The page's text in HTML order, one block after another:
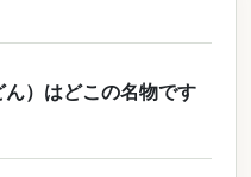
）はどこの名物です